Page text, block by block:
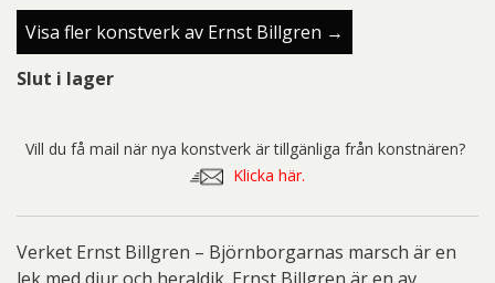
Visa fler konstverk av Ernst Billgren →
Slut i lager
Vill du få mail när nya konstverk är tillgänliga från konstnären?
Klicka här.
Verket Ernst Billgren – Björnborgarnas marsch är en